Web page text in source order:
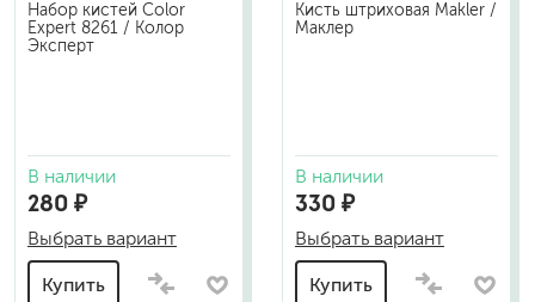
Набор кистей Color
Expert 8261 / Колор
Эксперт
В наличии
280 ₽
Выбрать вариант
Купить
Кисть штриховая Makler /
Маклер
В наличии
330 ₽
Выбрать вариант
Купить